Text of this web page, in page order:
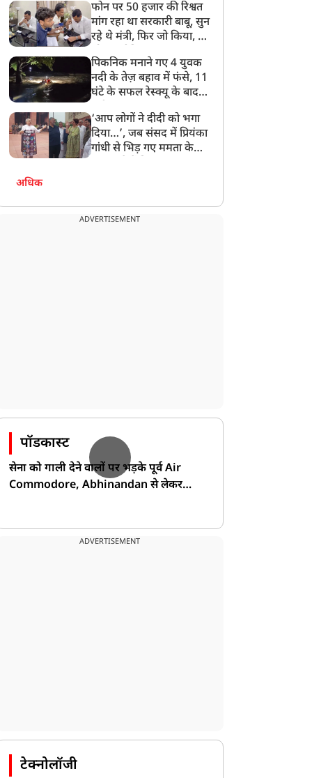
बेटी को गोद लें प्रधानमंत्री
फोन पर 50 हजार की रिश्वत
मांग रहा था सरकारी बाबू, सुन
रहे थे मंत्री, फिर जो किया, वो
पिकनिक मनाने गए 4 युवक
नदी के तेज़ बहाव में फंसे, 11
घंटे के सफल रेस्क्यू के बाद
‘आप लोगों ने दीदी को भगा
दिया…’, जब संसद में प्रियंका
गांधी से भिड़ गए ममता के
अधिक
ADVERTISEMENT
पॉडकास्ट
सेना को गाली देने वालों पर भड़के पूर्व Air
Commodore, Abhinandan से लेकर
ADVERTISEMENT
टेक्नोलॉजी